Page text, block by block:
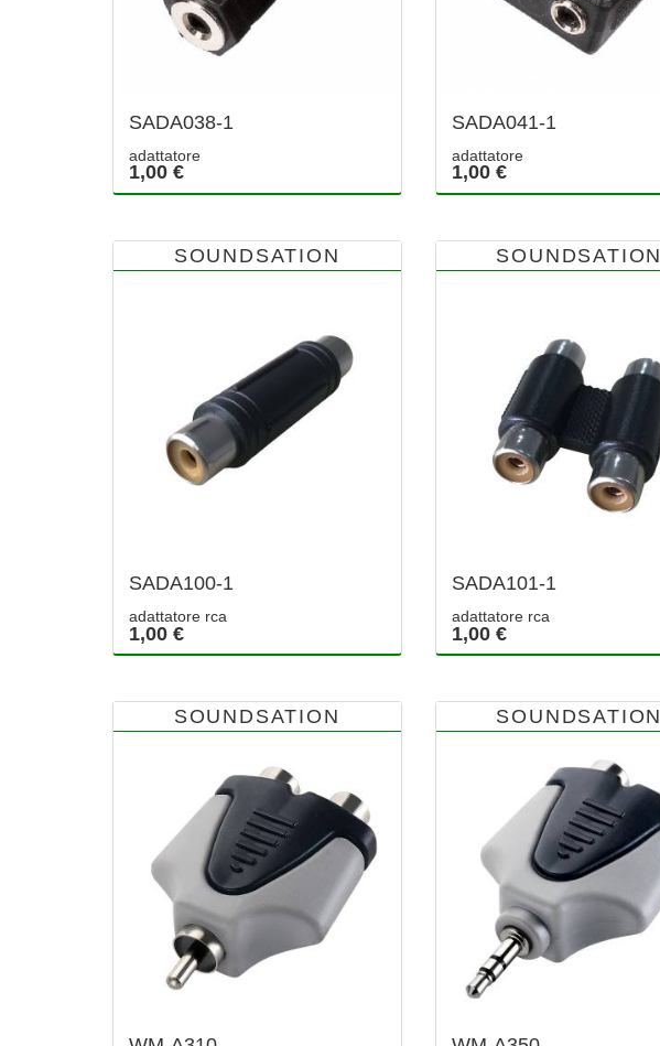
SADA038-1
adattatore
1,00 €
SADA041-1
adattatore
1,00 €
SOUNDSATION
SADA100-1
adattatore rca
1,00 €
SOUNDSATION
SADA101-1
adattatore rca
1,00 €
SOUNDSATION SOUNDSATION